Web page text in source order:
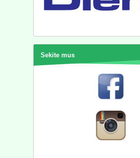
Sekite mus